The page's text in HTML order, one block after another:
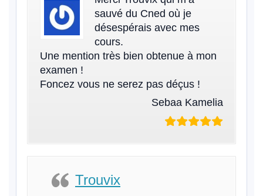
sauvé du Cned où je
désespérais avec mes
cours.
Une mention très bien obtenue à mon
examen !
Foncez vous ne serez pas déçus !
Sebaa Kamelia
Trouvix